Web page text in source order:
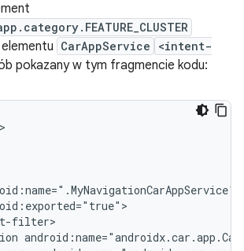
CarAppService
<intent-
pokazany w tym fragmencie kodu: